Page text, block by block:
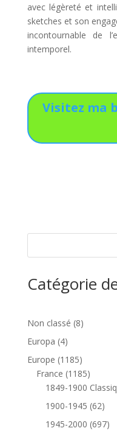
avec légèreté et
sketches et son
incontournable de
intemporel.
Visitez ma
Catégorie
Non classé 88
Europa 44
produits
Europe 11851185
produits
France 11851185
1849-1900
1900-1945 6262
1945-2000 697697